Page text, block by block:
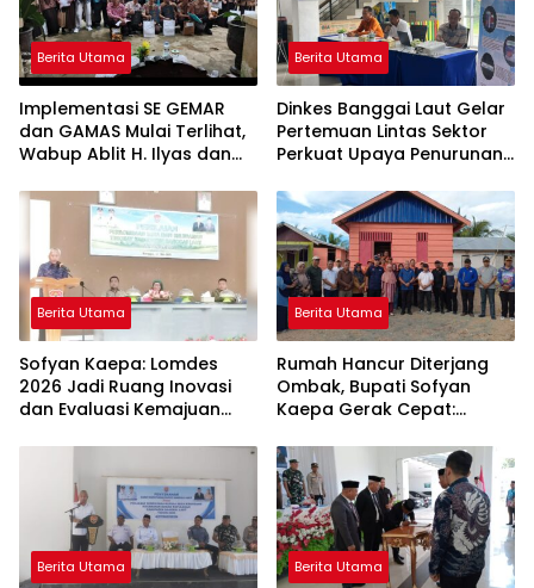
Berita Utama
Implementasi SE GEMAR
dan GAMAS Mulai Terlihat,
Wabup Ablit H. Ilyas dan
Kompak Ambil Rapor Anak
Berita Utama
Dinkes Banggai Laut Gelar
Pertemuan Lintas Sektor
Perkuat Upaya Penurunan
Berita Utama
Sofyan Kaepa: Lomdes
2026 Jadi Ruang Inovasi
dan Evaluasi Kemajuan
Berita Utama
Rumah Hancur Diterjang
Ombak, Bupati Sofyan
Kaepa Gerak Cepat:
Diserahkan!
Berita Utama Berita Utama